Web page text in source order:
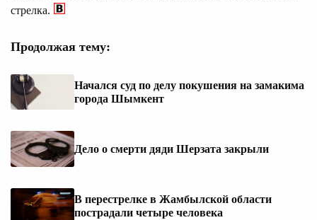
стрелка.
Продолжая тему:
Начался суд по делу покушения на замакима
города Шымкент
Дело о смерти дяди Шерзата закрыли
В перестрелке в Жамбылской области
пострадали четыре человека